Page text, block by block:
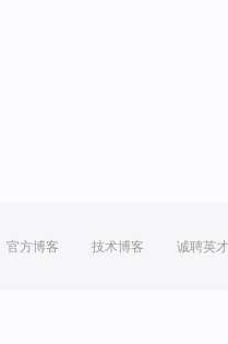
官方博客 技术博客 诚聘英才